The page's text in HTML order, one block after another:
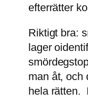
efterrätter
Riktigt bra:
lager
man åt, och
hela rätten.